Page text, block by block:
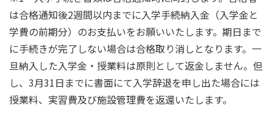
は合格通知後2週間以内までに入学手続納入金（入学金と
学費の前期分）のお支払いをお願いいたします。期日まで
に手続きが完了しない場合は合格取り消しとなります。一
旦納入した入学金・授業料は原則として返金しません。但
し、3月31日までに書面にて入学辞退を申し出た場合には
授業料、実習費及び施設管理費を返還いたします。